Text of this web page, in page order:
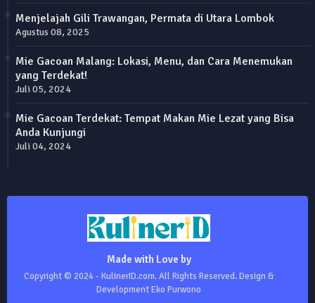
Menjelajah Gili Trawangan, Permata di Utara Lombok
Agustus 08, 2025
Mie Gacoan Malang: Lokasi, Menu, dan Cara Menemukan
yang Terdekat!
Juli 05, 2024
Mie Gacoan Terdekat: Tempat Makan Mie Lezat yang Bisa
Anda Kunjungi
Juli 04, 2024
Made with Love by
Copyright © 2024 - KulinerID.com. All Rights Reserved. Design &
Development Eko Purwono